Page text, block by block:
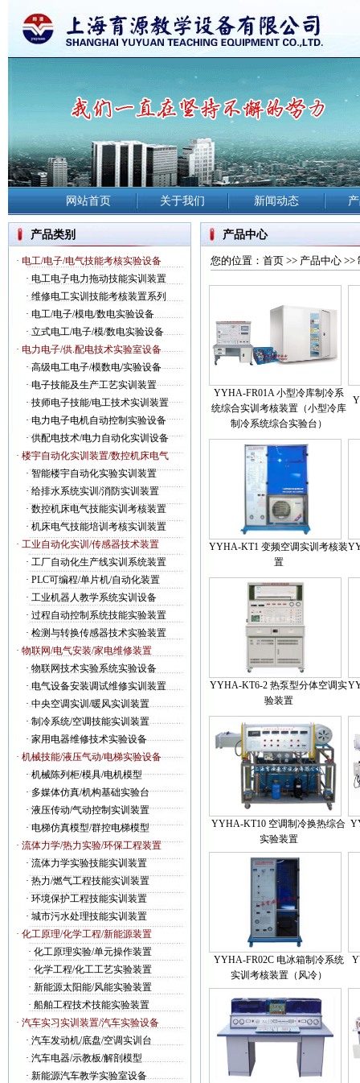
网站首页 关于我们 新闻动态
产品类别
· 电工/电子/电气技能考核实验设备
· 电工电子电力拖动技能实训装置
· 维修电工实训技能考核装置系列
· 电工/电子/模电/数电实验设备
·立式电工/电子/模/数电实验设备
· 电力电子/供.配电技术实验室设备
·高级电工电子/模数电/实验设备
·电子技能及生产工艺实训装置
·技师电子技能/电工技术实训装置
·电力电子电机自动控制实验设备
·供配电技术/电力自动化实训设备
· 楼宇自动化实训装置/数控机床电气
·智能楼宇自动化实验实训装置
· 给排水系统实训/消防实训装置
· 数控机床电气技能实训考核装置
· 机床电气技能培训考核实训装置
· 工业自动化实训/传感器技术装置
· 工厂自动化生产线实训系统装置
· PLC可编程/单片机/自动化装置
· 工业机器人教学系统实训设备
· 过程自动控制系统技能实验装置
· 检测与转换传感器技术实验装置
· 物联网/电气安装/家电维修装置
· 物联网技术实验系统实验设备
·电气设备安装调试维修实训装置
·中央空调实训/暖风实训装置
·制冷系统/空调技能实训装置
·家用电器维修技术实验设备
· 机械技能/液压气动/电梯实验设备
·机械陈列柜/模具/电机模型
·多媒体仿真/机构基础实验台
·液压传动/气动控制实训装置
·电梯仿真模型/群控电梯模型
· 流体力学/热力实验/环保工程装置
· 流体力学实验技能实训装置
· 热力/燃气工程技能实训装置
· 环境保护工程技能实训装置
· 城市污水处理技能实训装置
· 化工原理/化学工程/新能源装置
· 化工原理实验/单元操作装置
· 化学工程/化工工艺实验装置
· 新能源太阳能/风能实验装置
· 船舶工程技术技能实验装置
· 汽车实习实训装置/汽车实验设备
· 汽车发动机/底盘/空调实训台
· 汽车电器/示教板/解剖模型
·新能源汽车教学实验室设备
产品中心
您的位置： 首页 >> 产品中心 >>
YYHA-FR01A 小型冷库制冷系
统综合实训考核装置（小型冷库
制冷系统综合实验台）
YYHA-KT1 变频空调实训考核装
置
YYHA-KT6-2 热泵型分体空调实
验装置
YYHA-KT10 空调制冷换热综合
实验装置
YYHA-FR02C 电冰箱制冷系统
实训考核装置（风冷）